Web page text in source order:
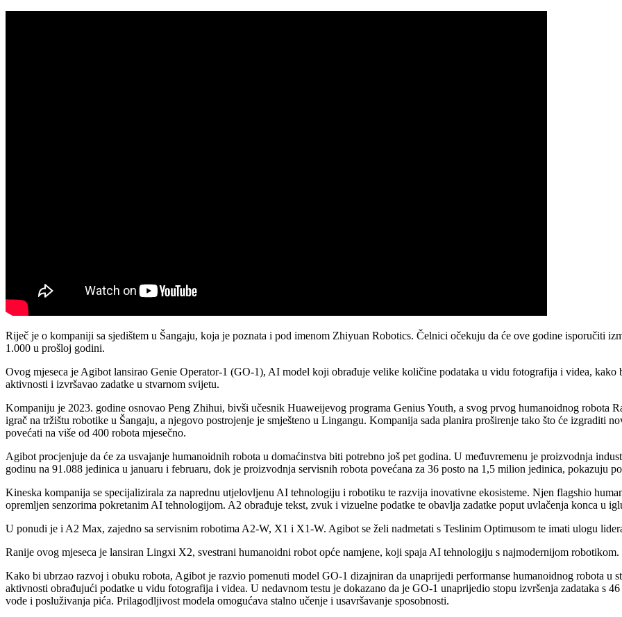
Riječ je o kompaniji sa sjedištem u Šangaju, koja je poznata i pod imenom Zhiyuan Robotics. Čelnici očekuju da će ove godine isporučiti
1.000 u prošloj godini.
Ovog mjeseca je Agibot lansirao Genie Operator-1 (GO-1), AI model koji obrađuje velike količine podataka u vidu fotografija i videa, kako
aktivnosti i izvršavao zadatke u stvarnom svijetu.
Kompaniju je 2023. godine osnovao Peng Zhihui, bivši učesnik Huaweijevog programa Genius Youth, a svog prvog humanoidnog robota
igrač na tržištu robotike u Šangaju, a njegovo postrojenje je smješteno u Lingangu. Kompanija sada planira proširenje tako što će izgraditi
povećati na više od 400 robota mjesečno.
Agibot procjenjuje da će za usvajanje humanoidnih robota u domaćinstva biti potrebno još pet godina. U međuvremenu je proizvodnja
godinu na 91.088 jedinica u januaru i februaru, dok je proizvodnja servisnih robota povećana za 36 posto na 1,5 milion jedinica, pokazuju
Kineska kompanija se specijalizirala za naprednu utjelovljenu AI tehnologiju i robotiku te razvija inovativne ekosisteme. Njen flagshio
opremljen senzorima pokretanim AI tehnologijom. A2 obrađuje tekst, zvuk i vizuelne podatke te obavlja zadatke poput uvlačenja konca u
U ponudi je i A2 Max, zajedno sa servisnim robotima A2-W, X1 i X1-W. Agibot se želi nadmetati s Teslinim Optimusom te imati ulogu
Ranije ovog mjeseca je lansiran Lingxi X2, svestrani humanoidni robot opće namjene, koji spaja AI tehnologiju s najmodernijom robotikom.
Kako bi ubrzao razvoj i obuku robota, Agibot je razvio pomenuti model GO-1 dizajniran da unaprijedi performanse humanoidnog robota
aktivnosti obrađujući podatke u vidu fotografija i videa. U nedavnom testu je dokazano da je GO-1 unaprijedio stopu izvršenja zadataka s
vode i posluživanja pića. Prilagodljivost modela omogućava stalno učenje i usavršavanje sposobnosti.